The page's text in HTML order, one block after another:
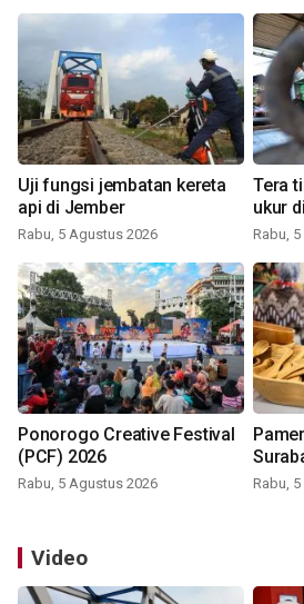
Uji fungsi jembatan kereta
api di Jember
Rabu, 5 Agustus 2026
Tera
ukur
Rabu,
Ponorogo Creative Festival
(PCF) 2026
Rabu, 5 Agustus 2026 Rabu,
Video